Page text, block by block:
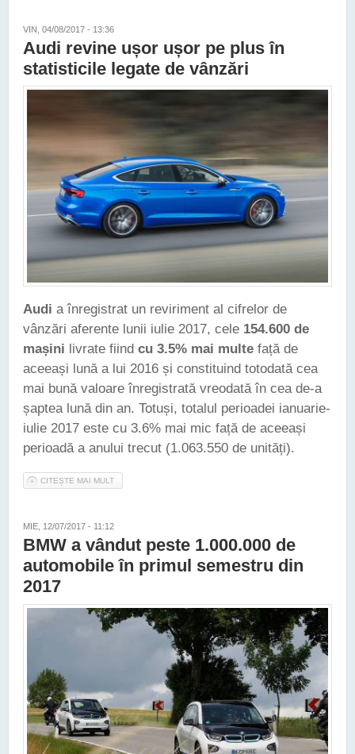
VIN, 04/08/2017 - 13:36
Audi revine ușor ușor pe plus în
statisticile legate de vânzări
Audi a înregistrat un reviriment al cifrelor de
vânzări aferente lunii iulie 2017, cele 154.600 de
mașini livrate fiind cu 3.5% mai multe față de
aceeași lună a lui 2016 și constituind totodată cea
mai bună valoare înregistrată vreodată în cea de-a
șaptea lună din an. Totuși, totalul perioadei ianuarie-
iulie 2017 este cu 3.6% mai mic față de aceeași
perioadă a anului trecut (1.063.550 de unități).
CITEȘTE MAI MULT
MIE, 12/07/2017 - 11:12
BMW a vândut peste 1.000.000 de
automobile în primul semestru din
2017